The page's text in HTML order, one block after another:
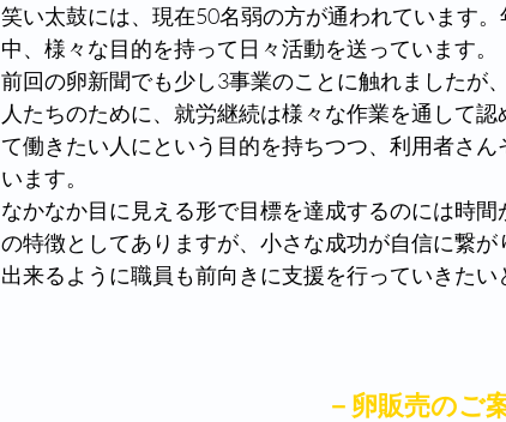
笑い太鼓には、現在50名弱の方が通われています
中、様々な目的を持って日々活動を送っています。
前回の卵新聞でも少し3事業のことに触れましたが
人たちのために、就労継続は様々な作業を通して
て働きたい人にという目的を持ちつつ、利用者さ
います。
なかなか目に見える形で目標を達成するのには時
の特徴としてありますが、小さな成功が自信に繋
出来るように職員も前向きに支援を行っていきたい
－卵販売のご